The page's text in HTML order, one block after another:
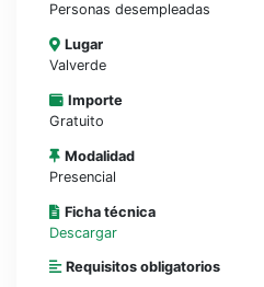
Personas desempleadas
Lugar
Valverde
Importe
Gratuito
Modalidad
Presencial
Ficha técnica
Descargar
Requisitos obligatorios